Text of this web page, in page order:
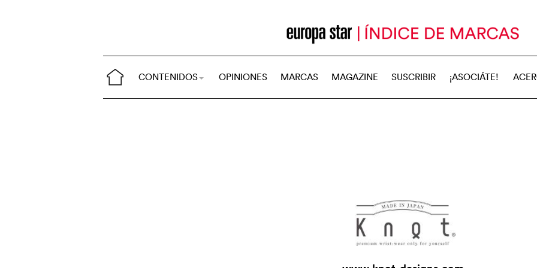
CONTENIDOS OPINIONES MARCAS MAGAZINE SUSCRIBIR ¡ASOCIÁTE!